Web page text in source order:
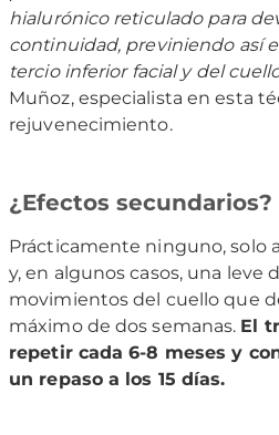
hialurónico reticulado para
continuidad, previniendo así
tercio inferior facial y del
Muñoz, especialista en esta
rejuvenecimiento.
¿Efectos secundarios?
Prácticamente ninguno, solo
y, en algunos casos, una leve
movimientos del cuello que
máximo de dos semanas. El
repetir cada 6-8 meses y
un repaso a los 15 días.